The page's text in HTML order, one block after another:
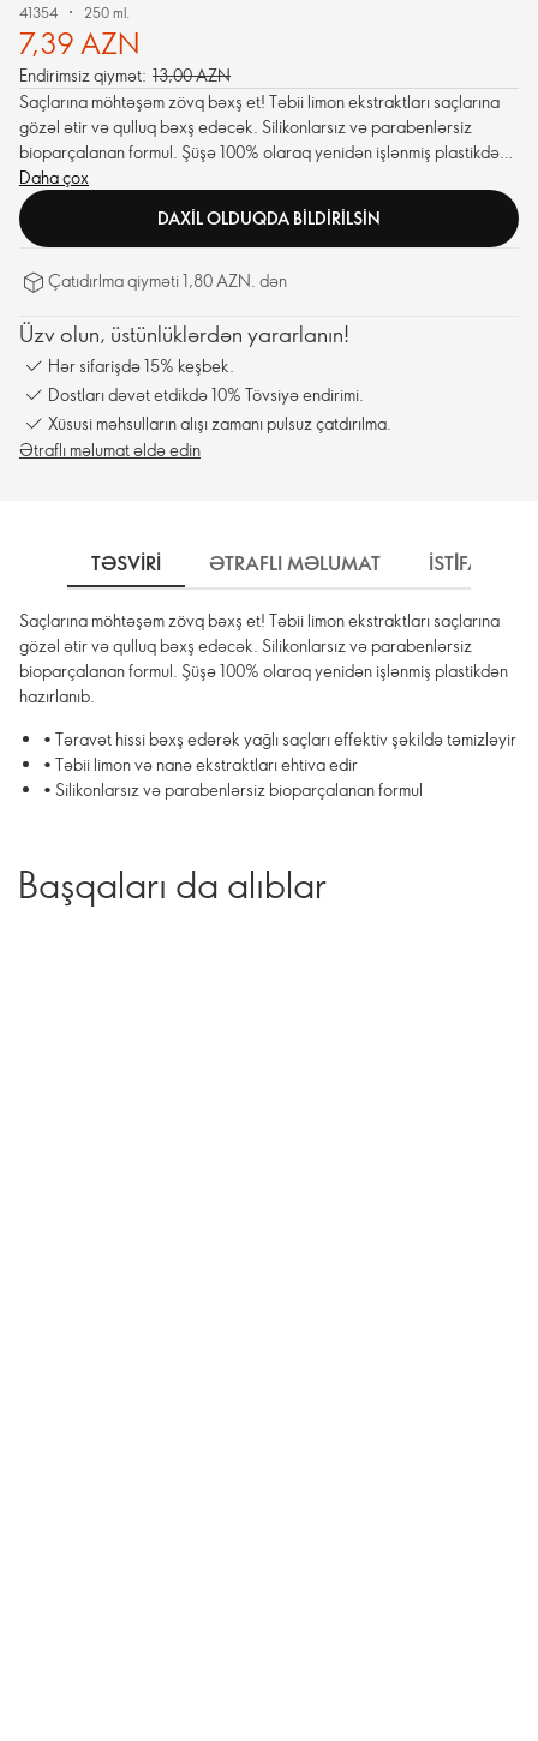
41354 250 ml.
7,39 AZN
Endirimsiz qiymət: 13,00 AZN
Saçlarına möhtəşəm zövq bəxş et! Təbii limon ekstraktları saçlarına
gözəl ətir və qulluq bəxş edəcək. Silikonlarsız və parabenlərsiz
bioparçalanan formul. Şüşə 100% olaraq yenidən işlənmiş plastikdən
hazırlanıb.
Daha çox
DAXIL OLDUQDA BILDIRILSIN
Çatıdırlma qiyməti 1,80 AZN. dən
Üzv olun, üstünlüklərdən yararlanın!
Hər sifarişdə 15% keşbek.
Dostları dəvət etdikdə 10% Tövsiyə endirimi.
Xüsusi məhsulların alışı zamanı pulsuz çatdırılma.
Ətraflı məlumat əldə edin
TƏSVIRI ƏTRAFLI MƏLUMAT İSTİFADƏ
Saçlarına möhtəşəm zövq bəxş et! Təbii limon ekstraktları saçlarına
gözəl ətir və qulluq bəxş edəcək. Silikonlarsız və parabenlərsiz
bioparçalanan formul. Şüşə 100% olaraq yenidən işlənmiş plastikdən
hazırlanıb.
• Təravət hissi bəxş edərək yağlı saçları effektiv şəkildə təmizləyir
• Təbii limon və nanə ekstraktları ehtiva edir
• Silikonlarsız və parabenlərsiz bioparçalanan formul
Başqaları da alıblar